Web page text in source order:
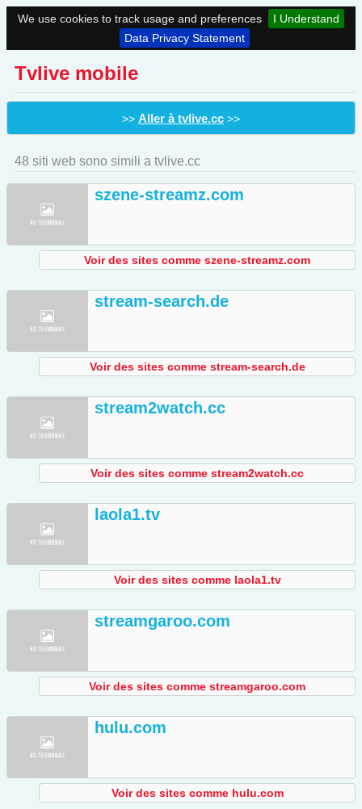
We use cookies to track usage and preferences
I Understand
Data Privacy Statement
Tvlive mobile
>> Aller à tvlive.cc >>
48 siti web sono simili a tvlive.cc
szene-streamz.com
Voir des sites comme szene-streamz.com
stream-search.de
Voir des sites comme stream-search.de
stream2watch.cc
Voir des sites comme stream2watch.cc
laola1.tv
Voir des sites comme laola1.tv
streamgaroo.com
Voir des sites comme streamgaroo.com
hulu.com
Voir des sites comme hulu.com